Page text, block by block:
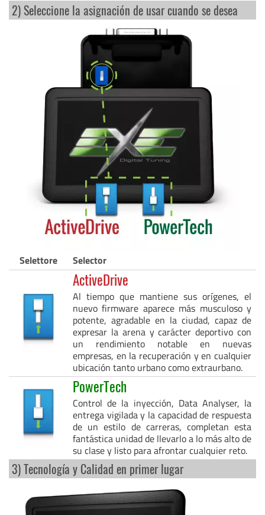
2) Seleccione la asignación de usar cuando se desea
Selettore Selector
ActiveDrive
Al tiempo que mantiene sus orígenes, el
nuevo firmware aparece más musculoso y
potente, agradable en la ciudad, capaz de
expresar la arena y carácter deportivo con
un rendimiento notable en nuevas
empresas, en la recuperación y en cualquier
ubicación tanto urbano como extraurbano.
PowerTech
Control de la inyección, Data Analyser, la
entrega vigilada y la capacidad de respuesta
de un estilo de carreras, completan esta
fantástica unidad de llevarlo a lo más alto de
su clase y listo para afrontar cualquier reto.
3) Tecnología y Calidad en primer lugar